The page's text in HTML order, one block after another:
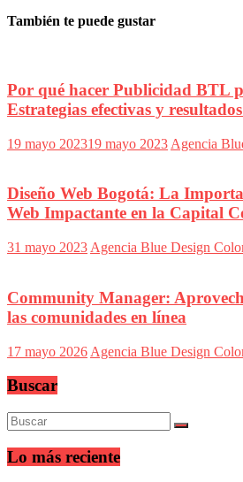
También te puede gustar
Por qué hacer Publicidad BTL
Estrategias efectivas y
19 mayo 202319 mayo 2023 Agencia
Diseño Web Bogotá: La
Web Impactante en la Capital
31 mayo 2023 Agencia Blue Design
Community Manager:
las comunidades en línea
17 mayo 2026 Agencia Blue Design
Buscar
Lo más reciente